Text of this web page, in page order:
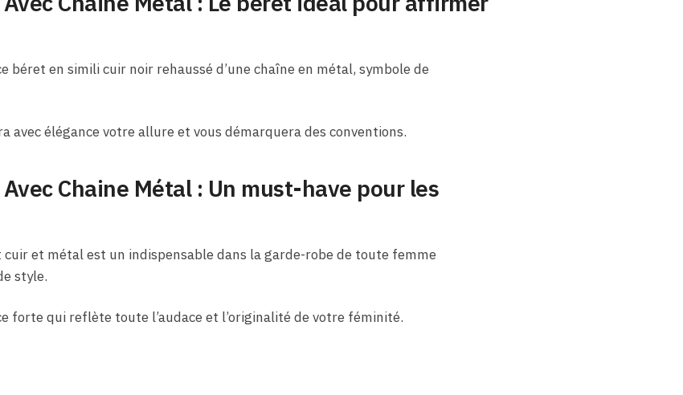
béret en simili cuir noir rehaussé d’une chaîne en métal, symbole de
avec élégance votre allure et vous démarquera des conventions.
Chaine Métal : Un must-have pour les
et métal est un indispensable dans la garde-robe de toute femme
style.
forte qui reflète toute l’audace et l’originalité de votre féminité.